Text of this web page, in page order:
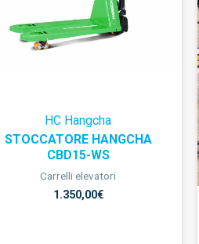
HC Hangcha
STOCCATORE HANGCHA
CBD15-WS
Carrelli elevatori
1.350,00€